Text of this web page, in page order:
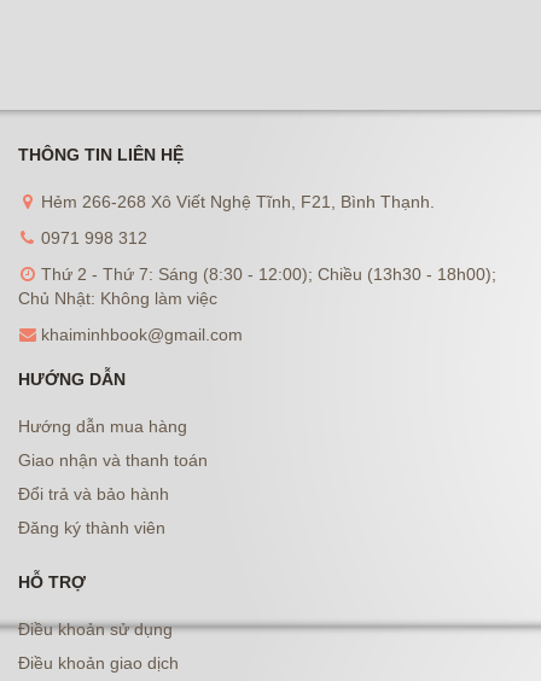
THÔNG TIN LIÊN HỆ
Hẻm 266-268 Xô Viết Nghệ Tĩnh, F21, Bình Thạnh.
0971 998 312
Thứ 2 - Thứ 7: Sáng (8:30 - 12:00); Chiều (13h30 - 18h00);
Chủ Nhật: Không làm việc
khaiminhbook@gmail.com
HƯỚNG DẪN
Hướng dẫn mua hàng
Giao nhận và thanh toán
Đổi trả và bảo hành
Đăng ký thành viên
HỖ TRỢ
Điều khoản sử dụng
Điều khoản giao dịch